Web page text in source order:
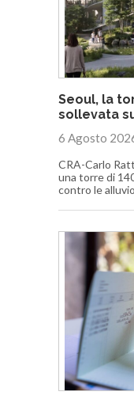
Seoul, la
sollevata
6 Agosto
CRA-Carlo
una torre di
contro le